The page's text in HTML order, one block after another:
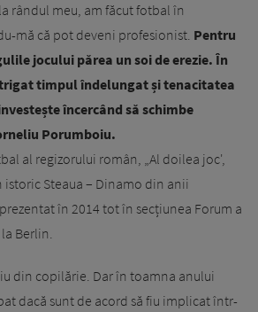
rândul meu, am făcut fotbal în
mă că pot deveni profesionist. Pentru
jocului părea un soi de erezie. În
timpul îndelungat și tenacitatea
încercând să schimbe
Porumboiu.
al regizorului român, „Al doilea joc',
istoric Steaua – Dinamo din anii
în 2014 tot în secțiunea Forum a
Berlin.
din copilărie. Dar în toamna anului
dacă sunt de acord să fiu implicat într-